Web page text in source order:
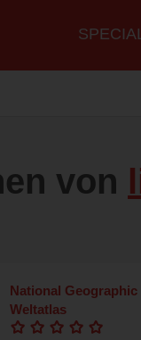
Hauptmenü
von
National Geographic
Weltatlas